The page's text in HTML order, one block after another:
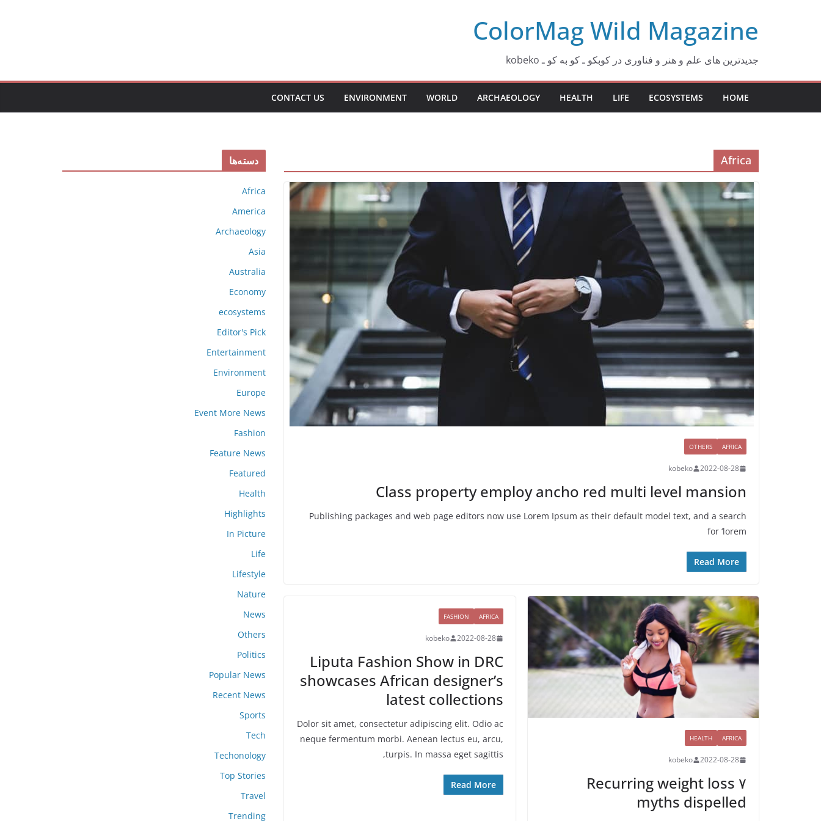
ColorMag Wild Magazine
جدیدترین های علم و هنر و فناوری در کوبکو ـ کو به کو ـ kobeko
HOME
ECOSYSTEMS
LIFE
HEALTH
ARCHAEOLOGY
WORLD
ENVIRONMENT
CONTACT US
Africa
AFRICA
OTHERS
2022-08-28
kobeko
Class property employ ancho red multi level mansion
Publishing packages and web page editors now use Lorem Ipsum as their default model text, and a search
for ‘lorem
Read More
AFRICA
HEALTH
2022-08-28
kobeko
۷ Recurring weight loss
myths dispelled
AFRICA
FASHION
2022-08-28
kobeko
Liputa Fashion Show in DRC
showcases African designer’s
latest collections
Dolor sit amet, consectetur adipiscing elit. Odio ac
neque fermentum morbi. Aenean lectus eu, arcu,
turpis. In massa eget sagittis,
Read More
دسته‌ها
Africa
America
Archaeology
Asia
Australia
Economy
ecosystems
Editor's Pick
Entertainment
Environment
Europe
Event More News
Fashion
Feature News
Featured
Health
Highlights
In Picture
Life
Lifestyle
Nature
News
Others
Politics
Popular News
Recent News
Sports
Tech
Techonology
Top Stories
Travel
Trending